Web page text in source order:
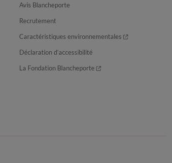
Avis Blancheporte
Recrutement
Caractéristiques environnementales
Déclaration d’accessibilité
La Fondation Blancheporte